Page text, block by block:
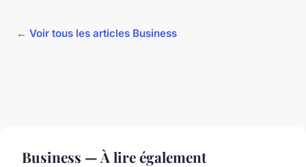
← Voir tous les articles Business
Business — À lire également